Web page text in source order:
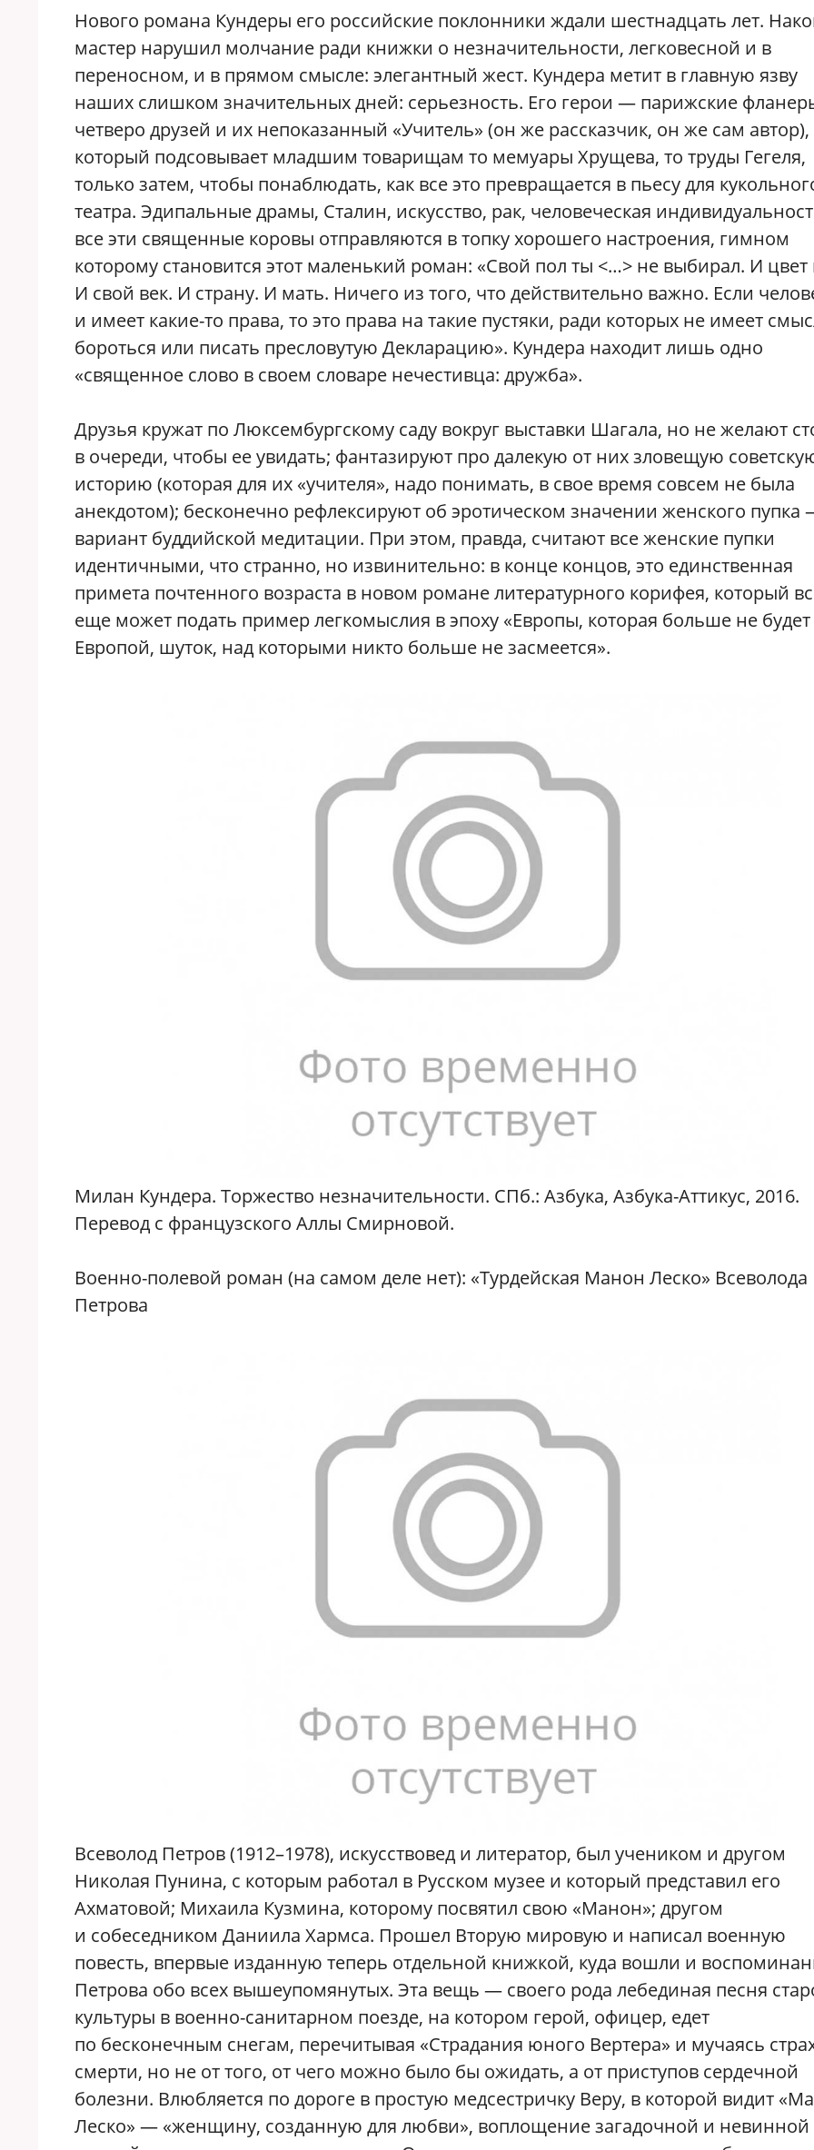
Нового романа Кундеры его российские поклонники ждали шестнадцать лет.
мастер нарушил молчание ради книжки о незначительности, легковесной и в
переносном, и в прямом смысле: элегантный жест. Кундера метит в главную язву
наших слишком значительных дней: серьезность. Его герои — парижские
четверо друзей и их непоказанный «Учитель» (он же рассказчик, он же сам автор),
который подсовывает младшим товарищам то мемуары Хрущева, то труды Гегеля,
только затем, чтобы понаблюдать, как все это превращается в пьесу для
театра. Эдипальные драмы, Сталин, искусство, рак, человеческая
все эти священные коровы отправляются в топку хорошего настроения, гимном
которому становится этот маленький роман: «Свой пол ты <…> не выбирал. И цвет
И свой век. И страну. И мать. Ничего из того, что действительно важно. Если
и имеет какие-то права, то это права на такие пустяки, ради которых не имеет
бороться или писать пресловутую Декларацию». Кундера находит лишь одно
«священное слово в своем словаре нечестивца: дружба».
Друзья кружат по Люксембургскому саду вокруг выставки Шагала, но не желают
в очереди, чтобы ее увидать; фантазируют про далекую от них зловещую
историю (которая для их «учителя», надо понимать, в свое время совсем не была
анекдотом); бесконечно рефлексируют об эротическом значении женского пупка
вариант буддийской медитации. При этом, правда, считают все женские пупки
идентичными, что странно, но извинительно: в конце концов, это единственная
примета почтенного возраста в новом романе литературного корифея, который
еще может подать пример легкомыслия в эпоху «Европы, которая больше не будет
Европой, шуток, над которыми никто больше не засмеется».
Милан Кундера. Торжество незначительности. СПб.: Азбука, Азбука-Аттикус, 2016.
Перевод с французского Аллы Смирновой.
Военно-полевой роман (на самом деле нет): «Турдейская Манон Леско» Всеволода
Петрова
Всеволод Петров (1912–1978), искусствовед и литератор, был учеником и другом
Николая Пунина, с которым работал в Русском музее и который представил его
Ахматовой; Михаила Кузмина, которому посвятил свою «Манон»; другом
и собеседником Даниила Хармса. Прошел Вторую мировую и написал военную
повесть, впервые изданную теперь отдельной книжкой, куда вошли и
Петрова обо всех вышеупомянутых. Эта вещь — своего рода лебединая песня
культуры в военно-санитарном поезде, на котором герой, офицер, едет
по бесконечным снегам, перечитывая «Страдания юного Вертера» и мучаясь
смерти, но не от того, от чего можно было бы ожидать, а от приступов сердечной
болезни. Влюбляется по дороге в простую медсестричку Веру, в которой видит
Леско» — «женщину, созданную для любви», воплощение загадочной и невинной